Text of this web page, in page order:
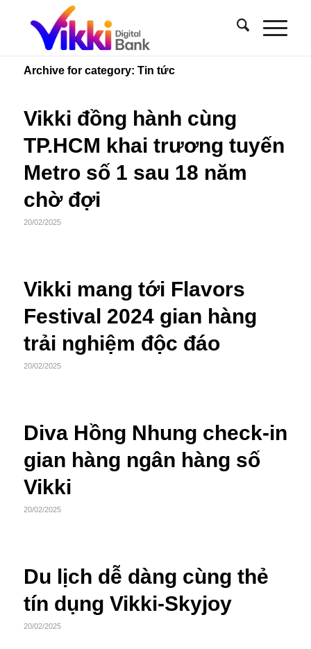
Archive for category: Tin tức
Vikki đồng hành cùng
TP.HCM khai trương tuyến
Metro số 1 sau 18 năm
chờ đợi
20/02/2025
Vikki mang tới Flavors
Festival 2024 gian hàng
trải nghiệm độc đáo
20/02/2025
Diva Hồng Nhung check-in
gian hàng ngân hàng số
Vikki
20/02/2025
Du lịch dễ dàng cùng thẻ
tín dụng Vikki-Skyjoy
20/02/2025